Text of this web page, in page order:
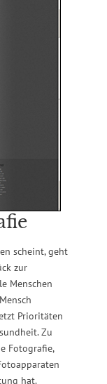
scheint, geht
zur
Menschen
Prioritäten
Zu
Fotografie,
hat.